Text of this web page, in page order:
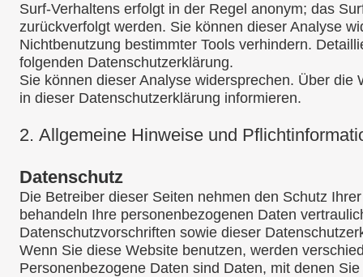
Surf-Verhaltens erfolgt in der Regel anonym; das
zurückverfolgt werden. Sie können dieser Analyse
Nichtbenutzung bestimmter Tools verhindern.
folgenden Datenschutzerklärung.
Sie können dieser Analyse widersprechen. Über
in dieser Datenschutzerklärung informieren.
2. Allgemeine Hinweise und
Datenschutz
Die Betreiber dieser Seiten nehmen den Schutz
behandeln Ihre personenbezogenen Daten
Datenschutzvorschriften sowie dieser
Wenn Sie diese Website benutzen, werden
Personenbezogene Daten sind Daten, mit denen